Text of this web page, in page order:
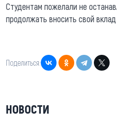
Студентам пожелали не
продолжать вносить свой
Поделиться:
НОВОСТИ